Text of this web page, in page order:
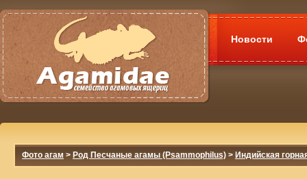
Новости
Фото агам > Род Песчаные агамы (Psammophilus) > Индийская